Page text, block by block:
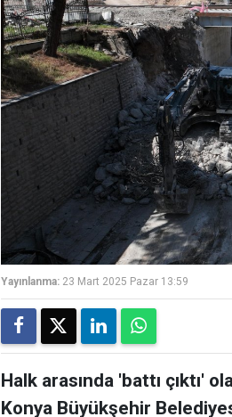
Yayınlanma: 23 Mart 2025 Pazar 13:59
Halk arasında 'battı çıktı'
Konya Büyükşehir